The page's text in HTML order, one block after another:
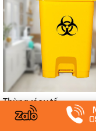
Thùng rác y tế